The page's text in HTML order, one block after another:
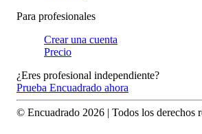
Para profesionales
Crear una cuenta
Precio
¿Eres profesional independiente?
Prueba Encuadrado ahora
© Encuadrado 2026 | Todos los derechos